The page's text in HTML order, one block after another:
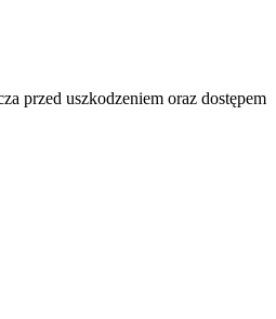
przed uszkodzeniem oraz dostępem